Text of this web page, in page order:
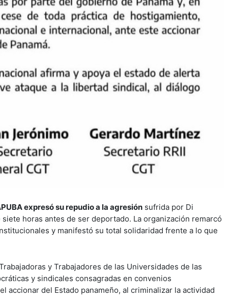
expresó su repudio a la agresión sufrida por Di
horas antes de ser deportado. La organización remarcó
y manifestó su total solidaridad frente a lo que
y Trabajadores de las Universidades de las
y sindicales consagradas en convenios
del Estado panameño, al criminalizar la actividad